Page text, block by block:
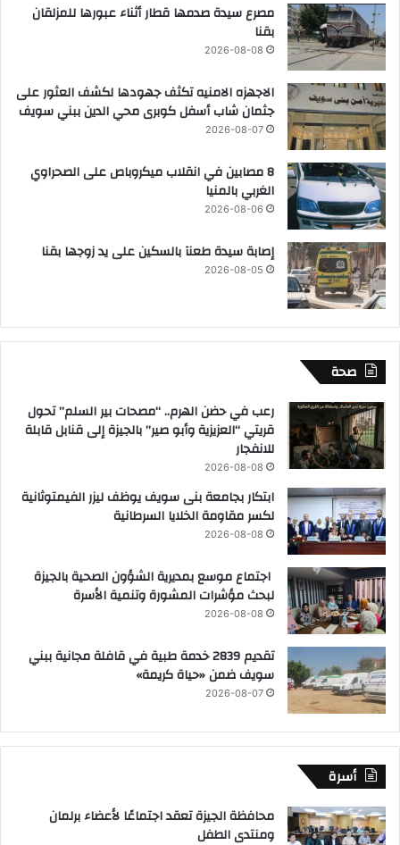
مصرع سيدة صدمها قطار أثناء عبورها للمزلقان
بقنا
2026-08-08
الاجهزه الامنيه تكثف جهودها لكشف العثور على
جثمان شاب أسفل كوبرى محي الدين ببني سويف
2026-08-07
8 مصابين في انقلاب ميكروباص على الصحراوي
الغربي بالمنيا
2026-08-06
إصابة سيدة طعنآ بالسكين على يد زوجها بقنا
2026-08-05
صحة
رعب في حضن الهرم.. “مصحات بير السلم” تحول
قريتي “العزيزية وأبو صير” بالجيزة إلى قنابل قابلة
للانفجار
2026-08-08
ابتكار بجامعة بنى سويف يوظف ليزر الفيمتوثانية
لكسر مقاومة الخلايا السرطانية
2026-08-08
اجتماع موسع بمديرية الشؤون الصحية بالجيزة
لبحث مؤشرات المشورة وتنمية الأسرة
2026-08-08
تقديم 2839 خدمة طبية في قافلة مجانية ببني
سويف ضمن «حياة كريمة»
2026-08-07
أسرة
محافظة الجيزة تعقد اجتماعًا لأعضاء برلمان
ومنتدى الطفل